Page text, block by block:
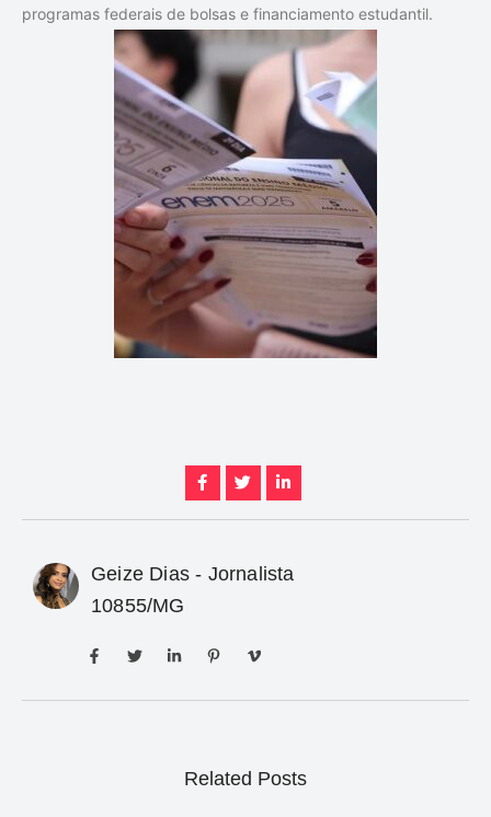
programas federais de bolsas e financiamento estudantil.
Geize Dias - Jornalista
10855/MG
Related Posts